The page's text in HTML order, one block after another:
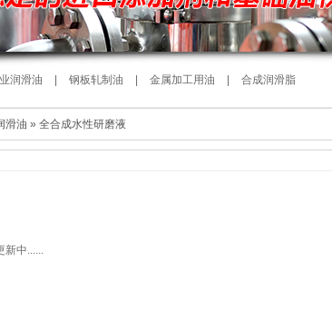
润滑油 钢板轧制油 金属加工用油 合成润滑脂
滑油 » 全合成水性研磨液
新中......